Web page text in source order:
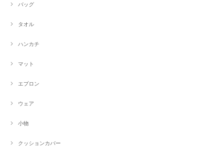
バッグ
タオル
ハンカチ
マット
エプロン
ウェア
小物
クッションカバー